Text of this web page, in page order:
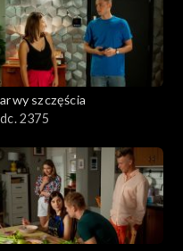
szczęścia
2375